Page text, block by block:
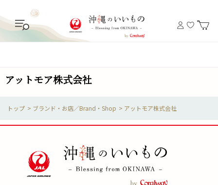
アットモア株式会社
> ブランド・お店／Brand・Shop > アットモア株式会社